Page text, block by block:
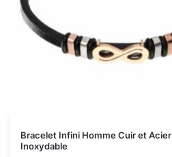
Bracelet Infini Homme Cuir et Acier
Inoxydable